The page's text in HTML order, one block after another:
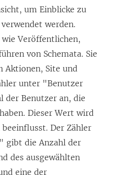
ö
e
um Einblicke zu
werden.
Veröffentlichen,
von Schemata. Sie
Aktionen, Site und
unter "Benutzer
der Benutzer an, die
Dieser Wert wird
Der Zähler
gibt die Anzahl der
des ausgewählten
eine der